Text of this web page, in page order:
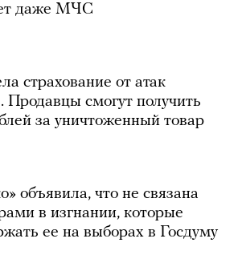
даже МЧС
страхование от атак
Продавцы смогут получить
за уничтоженный товар
объявила, что не связана
в изгнании, которые
ее на выборах в Госдуму